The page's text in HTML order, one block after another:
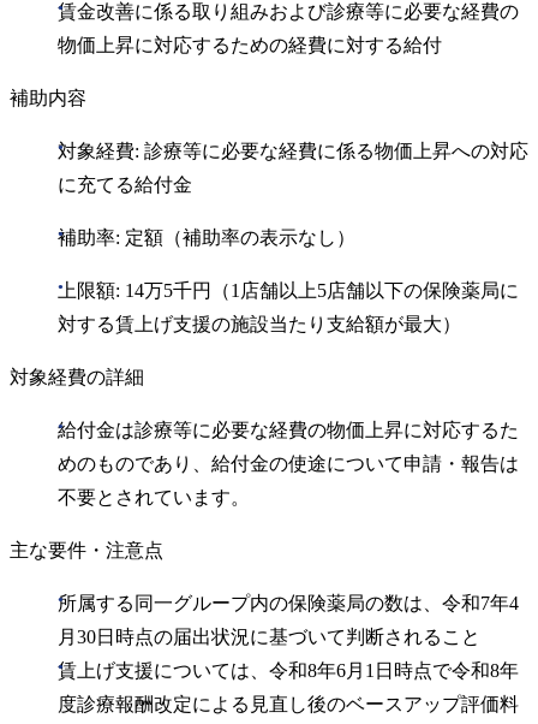
賃金改善に係る取り組みおよび診療等に必要な経費の
物価上昇に対応するための経費に対する給付
補助内容
対象経費: 診療等に必要な経費に係る物価上昇への対応
に充てる給付金
補助率: 定額（補助率の表示なし）
上限額: 14万5千円（1店舗以上5店舗以下の保険薬局に
対する賃上げ支援の施設当たり支給額が最大）
対象経費の詳細
給付金は診療等に必要な経費の物価上昇に対応するた
めのものであり、給付金の使途について申請・報告は
不要とされています。
主な要件・注意点
所属する同一グループ内の保険薬局の数は、令和7年4
月30日時点の届出状況に基づいて判断されること
賃上げ支援については、令和8年6月1日時点で令和8年
度診療報酬改定による見直し後のベースアップ評価料